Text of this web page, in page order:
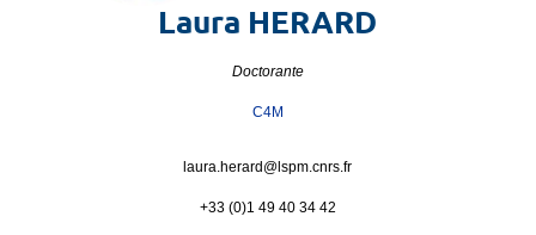
Laura HERARD
Doctorante
C4M
laura.herard@ lspm.cnrs.fr
+33 (0)1 49 40 34 42